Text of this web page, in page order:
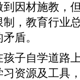
因材施教，
，教育行业
盾。
子自学道路
资源及工具